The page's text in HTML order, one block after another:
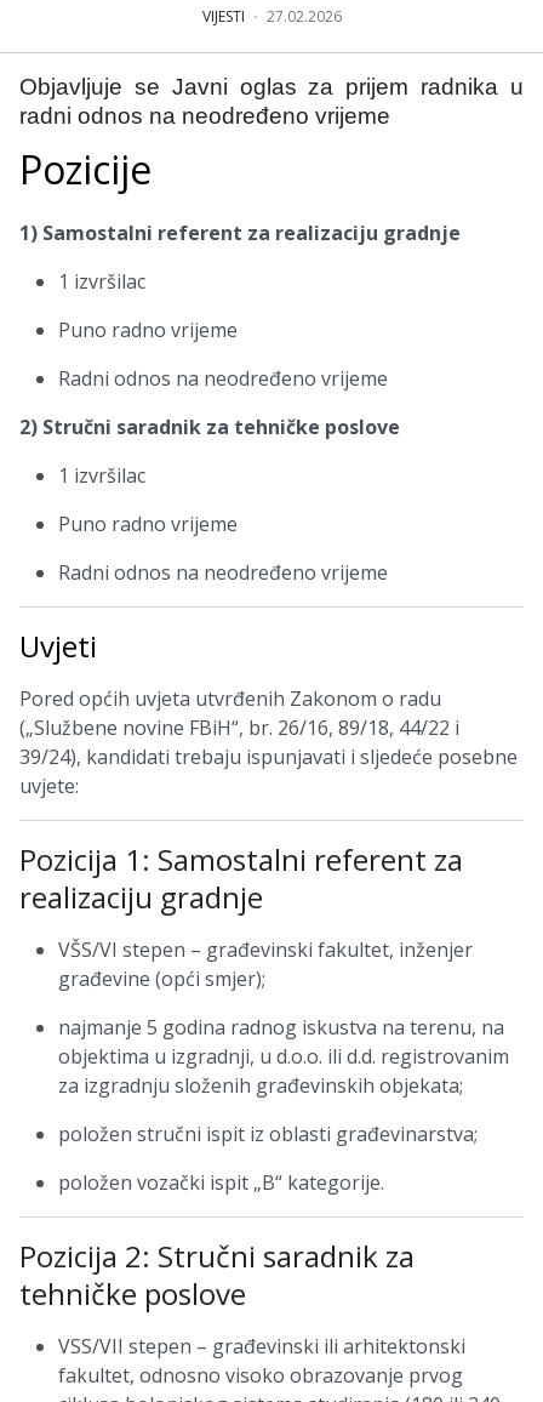
VIJESTI 27.02.2026
Objavljuje se Javni oglas za prijem radnika u
radni odnos na neodređeno vrijeme
Pozicije
1) Samostalni referent za realizaciju gradnje
1 izvršilac
Puno radno vrijeme
Radni odnos na neodređeno vrijeme
2) Stručni saradnik za tehničke poslove
1 izvršilac
Puno radno vrijeme
Radni odnos na neodređeno vrijeme
Uvjeti
Pored općih uvjeta utvrđenih Zakonom o radu
(„Službene novine FBiH“, br. 26/16, 89/18, 44/22 i
39/24), kandidati trebaju ispunjavati i sljedeće posebne
uvjete:
Pozicija 1: Samostalni referent za
realizaciju gradnje
VŠS/VI stepen – građevinski fakultet, inženjer
građevine (opći smjer);
najmanje 5 godina radnog iskustva na terenu, na
objektima u izgradnji, u d.o.o. ili d.d. registrovanim
za izgradnju složenih građevinskih objekata;
položen stručni ispit iz oblasti građevinarstva;
položen vozački ispit „B“ kategorije.
Pozicija 2: Stručni saradnik za
tehničke poslove
VSS/VII stepen – građevinski ili arhitektonski
fakultet, odnosno visoko obrazovanje prvog